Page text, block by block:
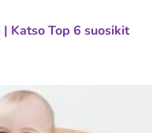
Katso Top 6 suosikit